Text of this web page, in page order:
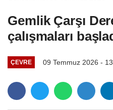
Gemlik Çarşı
çalışmaları
ÇEVRE 09 Temmuz 2026 -